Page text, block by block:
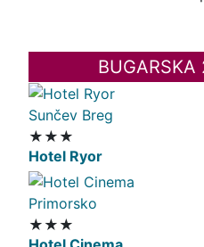
BUGARSKA
Sunčev Breg
★★★
Hotel Ryor
Primorsko
★★★